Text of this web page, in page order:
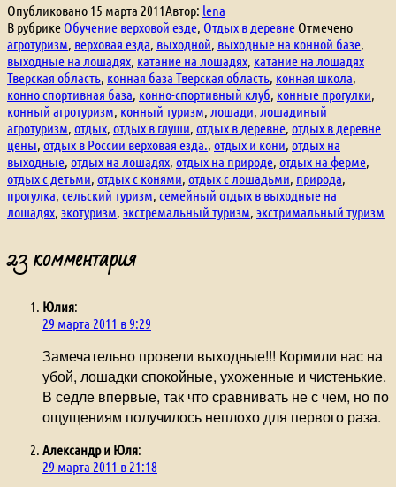
Опубликовано 15 марта 2011Автор: lena
В рубрике Обучение верховой езде, Отдых в деревне Отмечено
агротуризм, верховая езда, выходной, выходные на конной базе,
выходные на лошадях, катание на лошадях, катание на лошадях
Тверская область, конная база Тверская область, конная школа,
конно спортивная база, конно-спортивный клуб, конные прогулки,
конный агротуризм, конный туризм, лошади, лошадиный
агротуризм, отдых, отдых в глуши, отдых в деревне, отдых в деревне
цены, отдых в России верховая езда., отдых и кони, отдых на
выходные, отдых на лошадях, отдых на природе, отдых на ферме,
отдых с детьми, отдых с конями, отдых с лошадьми, природа,
прогулка, сельский туризм, семейный отдых в выходные на
лошадях, экотуризм, экстремальный туризм, экстримальный туризм
23 комментария
Юлия:
29 марта 2011 в 9:29
Замечательно провели выходные!!! Кормили нас на
убой, лошадки спокойные, ухоженные и чистенькие.
В седле впервые, так что сравнивать не с чем, но по
ощущениям получилось неплохо для первого раза.
Александр и Юля:
29 марта 2011 в 21:18